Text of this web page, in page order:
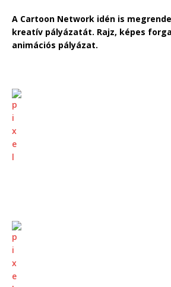
A Cartoon Network idén is
kreatív pályázatát. Rajz, képes
animációs pályázat.